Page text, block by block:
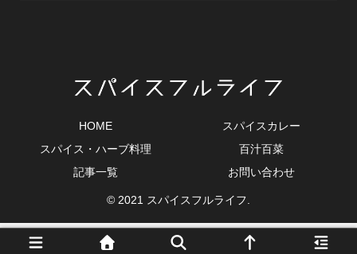
HOME
スパイスカレー
スパイス・ハーブ料理
百汁百菜
記事一覧
お問い合わせ
© 2021 スパイスフルライフ.